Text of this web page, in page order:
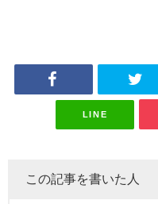
LINE
この記事を書いた人